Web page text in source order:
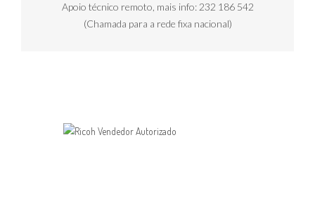
Apoio técnico remoto, mais info: 232 186 542
(Chamada para a rede fixa nacional)